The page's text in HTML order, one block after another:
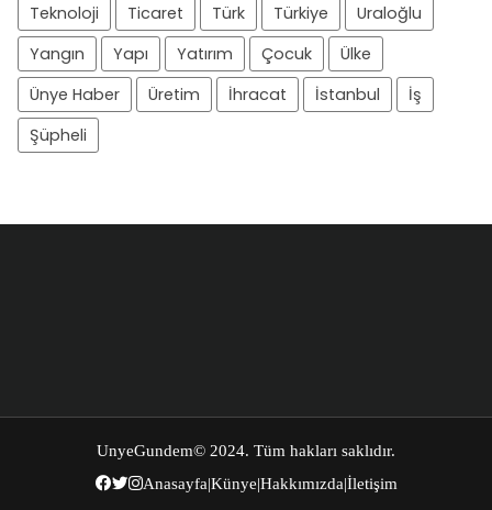
Teknoloji
Ticaret Türk Türkiye
Uraloğlu
Yangın
Yapı Yatırım Çocuk
Ülke
Ünye Haber
Üretim İhracat İstanbul
İş
Şüpheli
UnyeGundem© 2024. Tüm hakları saklıdır.
Anasayfa|Künye|Hakkımızda|İletişim